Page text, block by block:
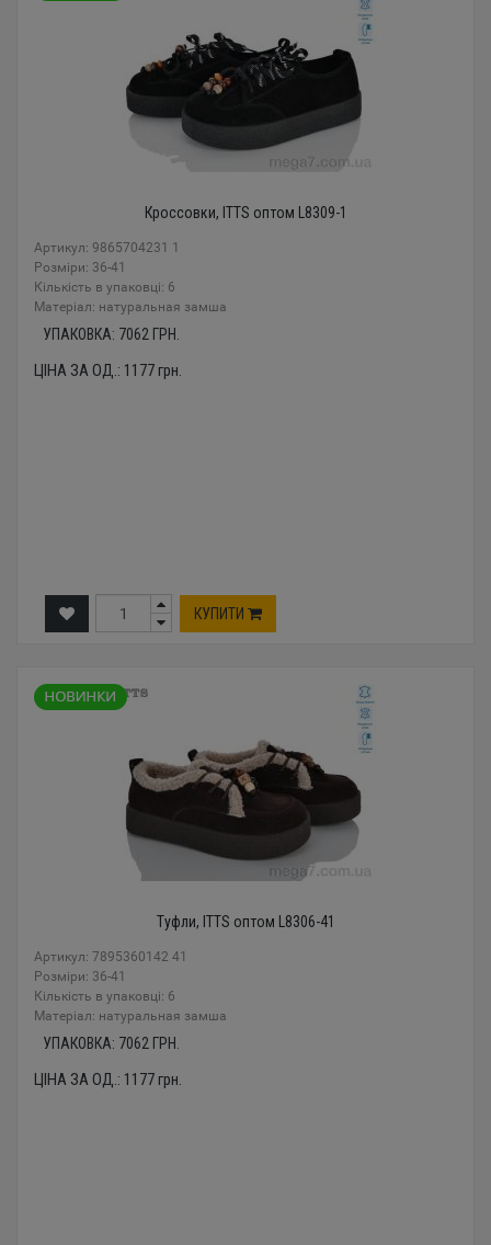
Кроссовки, ITTS оптом L8309-1
Артикул: 9865704231 1
Розміри: 36-41
Кількість в упаковці: 6
Mатеріал: натуральная замша
УПАКОВКА: 7062 ГРН.
ЦІНА ЗА ОД.: 1177грн.
КУПИТИ
Туфли, ITTS оптом L8306-41
Артикул: 7895360142 41
Розміри: 36-41
Кількість в упаковці: 6
Mатеріал: натуральная замша
УПАКОВКА: 7062 ГРН.
ЦІНА ЗА ОД.: 1177грн.